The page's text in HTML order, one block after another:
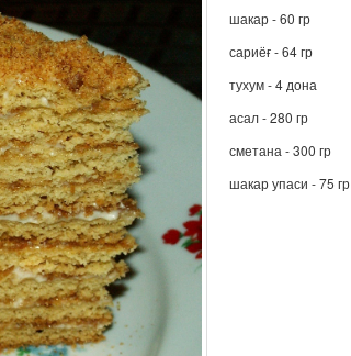
шакар - 60 гр
сариёғ - 64 гр
тухум - 4 дона
асал - 280 гр
сметана - 300 гр
шакар упаси - 75 гр